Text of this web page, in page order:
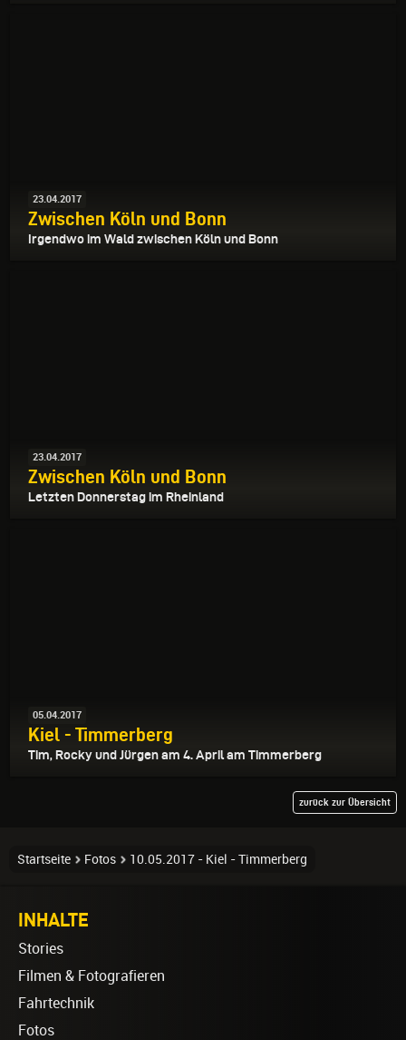
23.04.2017
Zwischen Köln und Bonn
Irgendwo im Wald zwischen Köln und Bonn
23.04.2017
Zwischen Köln und Bonn
Letzten Donnerstag im Rheinland
05.04.2017
Kiel - Timmerberg
Tim, Rocky und Jürgen am 4. April am Timmerberg
zurück zur Übersicht
Startseite Fotos 10.05.2017 - Kiel - Timmerberg
INHALTE
Stories
Filmen & Fotografieren
Fahrtechnik
Fotos